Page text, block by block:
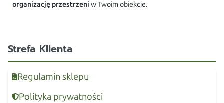
organizację przestrzeni w Twoim obiekcie.
Strefa Klienta
Regulamin sklepu
Polityka prywatności